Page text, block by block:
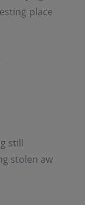
place
still
stolen aw